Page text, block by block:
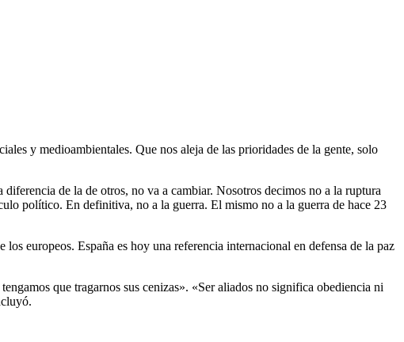
y medioambientales. Que nos aleja de las prioridades de la gente, solo
de la de otros, no va a cambiar. Nosotros decimos no a la ruptura
político. En definitiva, no a la guerra. El mismo no a la guerra de hace 23
europeos. España es hoy una referencia internacional en defensa de la paz
que tragarnos sus cenizas». «Ser aliados no significa obediencia ni